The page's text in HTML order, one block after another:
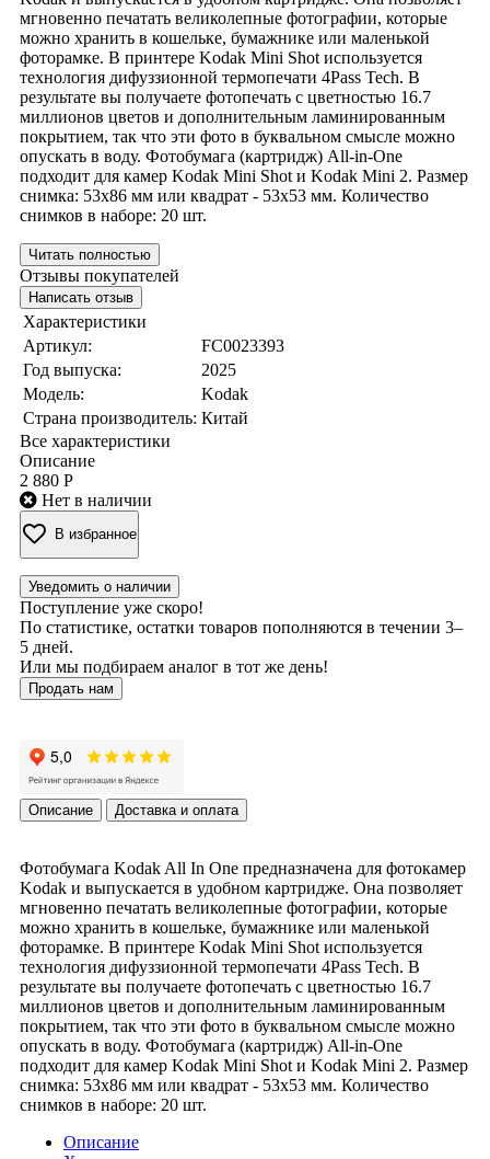
мгновенно печатать великолепные фотографии, которые
можно хранить в кошельке, бумажнике или маленькой
фоторамке. В принтере Kodak Mini Shot используется
технология дифуззионной термопечати 4Pass Tech. В
результате вы получаете фотопечать с цветностью 16.7
миллионов цветов и дополнительным ламинированным
покрытием, так что эти фото в буквальном смысле можно
опускать в воду. Фотобумага (картридж) All-in-One
подходит для камер Kodak Mini Shot и Kodak Mini 2. Размер
снимка: 53x86 мм или квадрат - 53х53 мм. Количество
снимков в наборе: 20 шт.
Читать полностью
Отзывы покупателей
Написать отзыв
Характеристики
Артикул:
FC0023393
Год выпуска:
2025
Модель:
Kodak
Страна производитель: Китай
Все характеристики
Описание
2 880 Р
Нет в наличии
В избранное
Уведомить о наличии
Поступление уже скоро!
По статистике, остатки товаров пополняются в течении 3–
5 дней.
Или мы подбираем аналог в тот же день!
Продать нам
Описание Доставка и оплата
Фотобумага Kodak All In One предназначена для фотокамер
Kodak и выпускается в удобном картридже. Она позволяет
мгновенно печатать великолепные фотографии, которые
можно хранить в кошельке, бумажнике или маленькой
фоторамке. В принтере Kodak Mini Shot используется
технология дифуззионной термопечати 4Pass Tech. В
результате вы получаете фотопечать с цветностью 16.7
миллионов цветов и дополнительным ламинированным
покрытием, так что эти фото в буквальном смысле можно
опускать в воду. Фотобумага (картридж) All-in-One
подходит для камер Kodak Mini Shot и Kodak Mini 2. Размер
снимка: 53x86 мм или квадрат - 53х53 мм. Количество
снимков в наборе: 20 шт.
Описание